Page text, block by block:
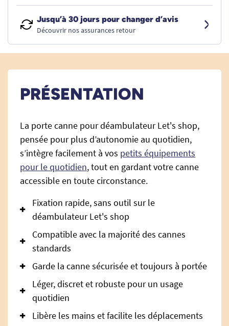
Jusqu’à 30 jours pour changer d’avis
Découvrir nos assurances retour
PRÉSENTATION
La porte canne pour déambulateur Let's shop,
pensée pour plus d’autonomie au quotidien,
s’intègre facilement à vos petits équipements
pour le quotidien, tout en gardant votre canne
accessible en toute circonstance.
Fixation rapide, sans outil sur le
déambulateur Let's shop
Compatible avec la majorité des cannes
standards
Garde la canne sécurisée et toujours à portée
Léger, discret et robuste pour un usage
quotidien
Libère les mains et facilite les déplacements